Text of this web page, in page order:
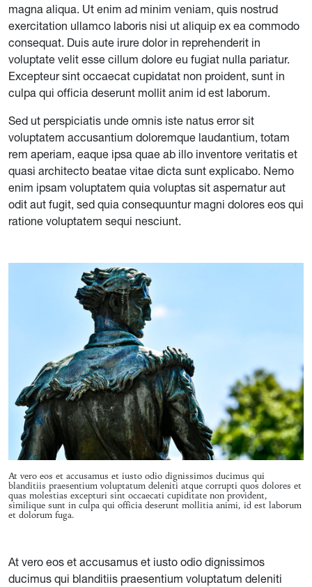
magna aliqua. Ut enim ad minim veniam, quis nostrud
exercitation ullamco laboris nisi ut aliquip ex ea commodo
consequat. Duis aute irure dolor in reprehenderit in
voluptate velit esse cillum dolore eu fugiat nulla pariatur.
Excepteur sint occaecat cupidatat non proident, sunt in
culpa qui officia deserunt mollit anim id est laborum.
Sed ut perspiciatis unde omnis iste natus error sit
voluptatem accusantium doloremque laudantium, totam
rem aperiam, eaque ipsa quae ab illo inventore veritatis et
quasi architecto beatae vitae dicta sunt explicabo. Nemo
enim ipsam voluptatem quia voluptas sit aspernatur aut
odit aut fugit, sed quia consequuntur magni dolores eos qui
ratione voluptatem sequi nesciunt.
At vero eos et accusamus et iusto odio dignissimos ducimus qui
blanditiis praesentium voluptatum deleniti atque corrupti quos dolores et
quas molestias excepturi sint occaecati cupiditate non provident,
similique sunt in culpa qui officia deserunt mollitia animi, id est laborum
et dolorum fuga.
At vero eos et accusamus et iusto odio dignissimos
ducimus qui blanditiis praesentium voluptatum deleniti